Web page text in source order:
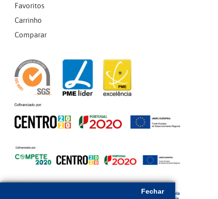
Fechar
Favoritos
Carrinho
Comparar